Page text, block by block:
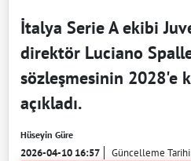
İtalya Serie A ekibi
direktör Luciano
sözleşmesinin 2028'e
açıkladı.
Hüseyin Güre
2026-04-10 16:57 Güncelleme